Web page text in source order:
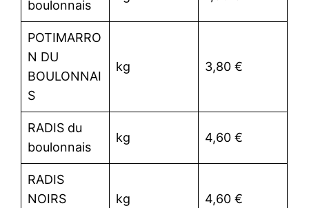
boulonnais
POTIMARRO
N DU
BOULONNAI
S
kg 3,80 €
RADIS du
boulonnais
kg 4,60 €
RADIS
NOIRS
kg 4,60 €